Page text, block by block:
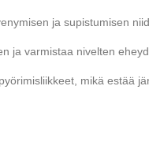
ja supistumisen
ja varmistaa nivelten
mikä estää